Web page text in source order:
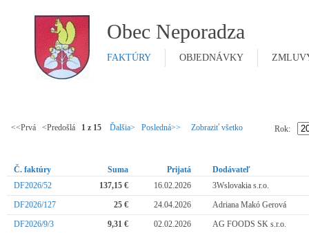
Obec Neporadza
FAKTÚRY OBJEDNÁVKY
<<Prvá <Predošlá 1 z 15 Ďalšia> Posledná>> Zobraziť všetko Rok:
Č. faktúry Suma Prijatá
Dodávateľ
DF2026/52
137,15 € 16.02.2026
3Wslovakia s.r.o.
DF2026/127
25 € 24.04.2026
Adriana Makó Gerová
DF2026/9/3
9,31 € 02.02.2026
AG FOODS SK s.r.o.